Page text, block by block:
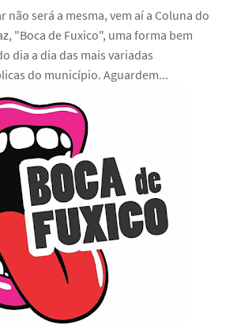
não será a mesma, vem aí a Coluna do
"Boca de Fuxico", uma forma bem
dia a dia das mais variadas
do município. Aguardem...